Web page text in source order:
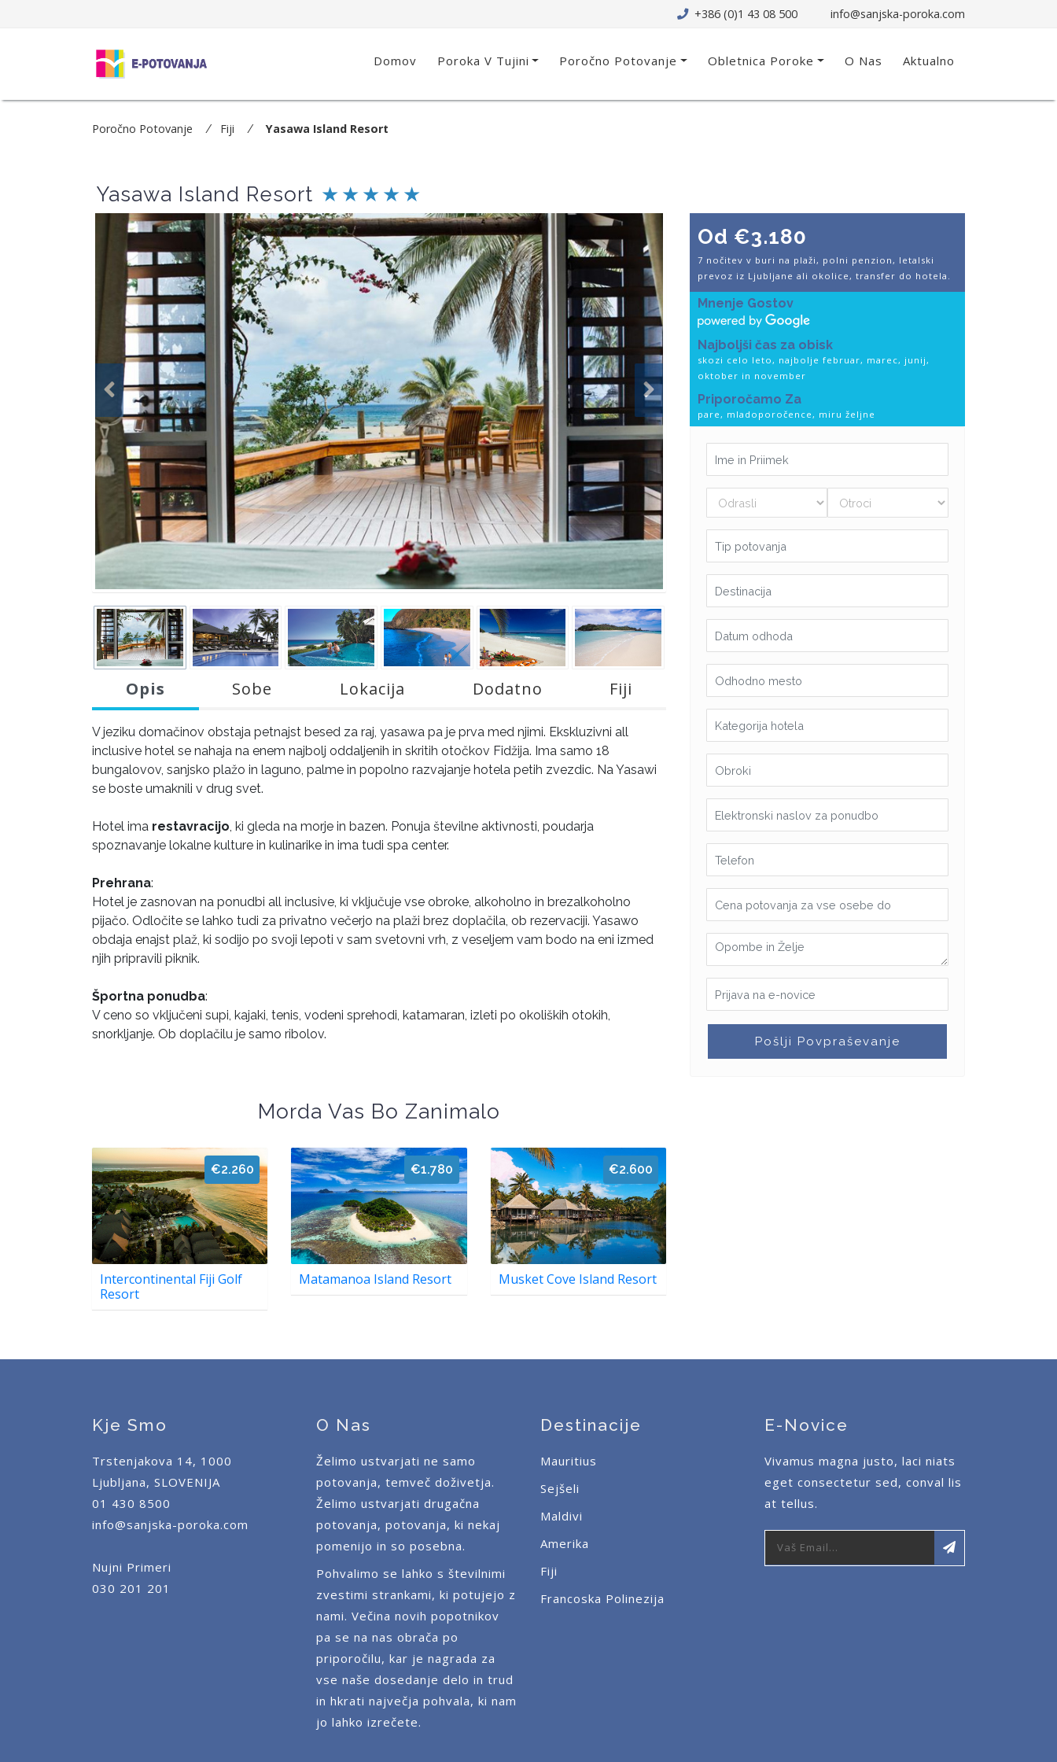
+386 (0)1 43 08 500 info@sanjska-poroka.com
Domov Poroka V Tujini Poročno Potovanje Obletnica Poroke O Nas Aktualno
Poročno Potovanje Fiji Yasawa Island Resort
Yasawa Island Resort
Opis Sobe Lokacija Dodatno Fiji
V jeziku domačinov obstaja petnajst besed za raj, yasawa pa je prva med njimi. Ekskluzivni all
inclusive hotel se nahaja na enem najbolj oddaljenih in skritih otočkov Fidžija. Ima samo 18
bungalovov, sanjsko plažo in laguno, palme in popolno razvajanje hotela petih zvezdic. Na Yasawi
se boste umaknili v drug svet.
Hotel ima restavracijo, ki gleda na morje in bazen. Ponuja številne aktivnosti, poudarja
spoznavanje lokalne kulture in kulinarike in ima tudi spa center.
Prehrana:
Hotel je zasnovan na ponudbi all inclusive, ki vključuje vse obroke, alkoholno in brezalkoholno
pijačo. Odločite se lahko tudi za privatno večerjo na plaži brez doplačila, ob rezervaciji. Yasawo
obdaja enajst plaž, ki sodijo po svoji lepoti v sam svetovni vrh, z veseljem vam bodo na eni izmed
njih pripravili piknik.
Športna ponudba:
V ceno so vključeni supi, kajaki, tenis, vodeni sprehodi, katamaran, izleti po okoliških otokih,
snorkljanje. Ob doplačilu je samo ribolov.
Morda Vas Bo Zanimalo
€2.260
Intercontinental Fiji Golf
Resort
€1.780
Matamanoa Island Resort
€2.600
Musket Cove Island Resort
Od €3.180
7 nočitev v buri na plaži, polni penzion, letalski
prevoz iz Ljubljane ali okolice, transfer do hotela.
Mnenje Gostov
Najboljši čas za obisk
skozi celo leto, najbolje februar, marec, junij,
oktober in november
Priporočamo Za
pare, mladoporočence, miru željne
Pošlji Povpraševanje
Kje Smo
Trstenjakova 14, 1000
Ljubljana, SLOVENIJA
01 430 8500
info@sanjska-poroka.com
Nujni Primeri
030 201 201
O Nas
Želimo ustvarjati ne samo
potovanja, temveč doživetja.
Želimo ustvarjati drugačna
potovanja, potovanja, ki nekaj
pomenijo in so posebna.
Pohvalimo se lahko s številnimi
zvestimi strankami, ki potujejo z
nami. Večina novih popotnikov
pa se na nas obrača po
priporočilu, kar je nagrada za
vse naše dosedanje delo in trud
in hkrati največja pohvala, ki nam
jo lahko izrečete.
Destinacije
Mauritius
Sejšeli
Maldivi
Amerika
Fiji
Francoska Polinezija
E-Novice
Vivamus magna justo, laci niats
eget consectetur sed, conval lis
at tellus.